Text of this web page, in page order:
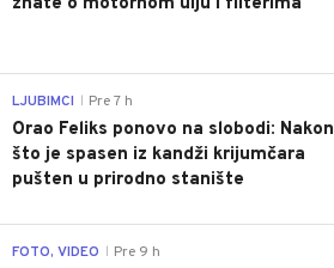
LJUBIMCI Pre 7 h
Orao Feliks ponovo na slobodi: Nakon
što je spasen iz kandži krijumčara
pušten u prirodno stanište
FOTO, VIDEO Pre 9 h